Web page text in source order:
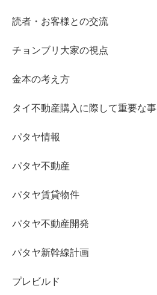
読者・お客様との交流
チョンブリ大家の視点
金本の考え方
タイ不動産購入に際して重要な事
パタヤ情報
パタヤ不動産
パタヤ賃貸物件
パタヤ不動産開発
パタヤ新幹線計画
プレビルド